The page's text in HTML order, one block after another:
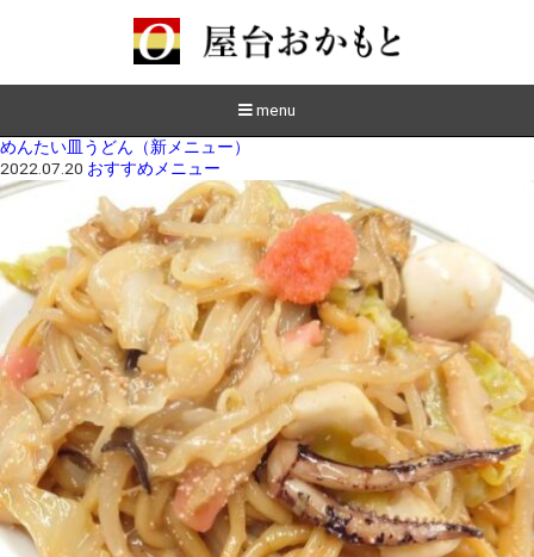
menu
めんたい皿うどん（新メニュー）
2022.07.20 おすすめメニュー